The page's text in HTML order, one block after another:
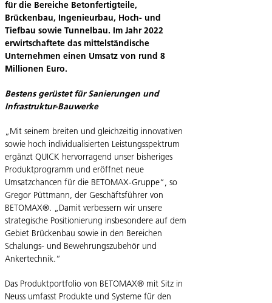
für die Bereiche Betonfertigteile,
Brückenbau, Ingenieurbau, Hoch- und
Tiefbau sowie Tunnelbau. Im Jahr 2022
erwirtschaftete das mittelständische
Unternehmen einen Umsatz von rund 8
Millionen Euro.
Bestens gerüstet für Sanierungen und
Infrastruktur-Bauwerke
„Mit seinem breiten und gleichzeitig innovativen
sowie hoch individualisierten Leistungsspektrum
ergänzt QUICK hervorragend unser bisheriges
Produktprogramm und eröffnet neue
Umsatzchancen für die BETOMAX-Gruppe“, so
Gregor Püttmann, der Geschäftsführer von
BETOMAX®. „Damit verbessern wir unsere
strategische Positionierung insbesondere auf dem
Gebiet Brückenbau sowie in den Bereichen
Schalungs- und Bewehrungszubehör und
Ankertechnik.“
Das Produktportfolio von BETOMAX® mit Sitz in
Neuss umfasst Produkte und Systeme für den